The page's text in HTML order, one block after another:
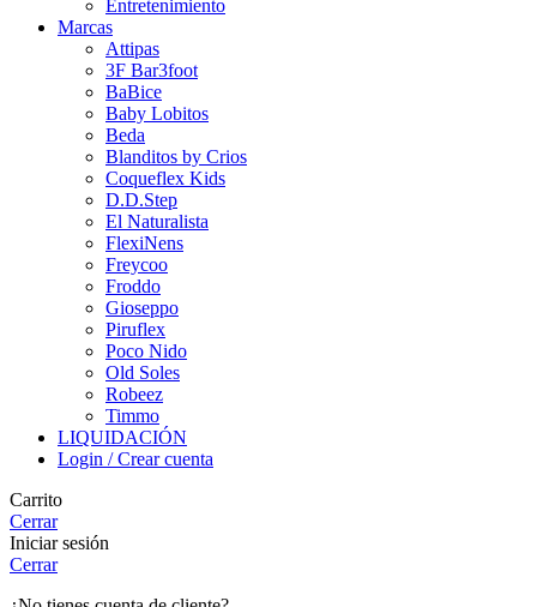
Entretenimiento
Marcas
Attipas
3F Bar3foot
BaBice
Baby Lobitos
Beda
Blanditos by Crios
Coqueflex Kids
D.D.Step
El Naturalista
FlexiNens
Freycoo
Froddo
Gioseppo
Piruflex
Poco Nido
Old Soles
Robeez
Timmo
LIQUIDACIÓN
Login / Crear cuenta
Carrito
Cerrar
Iniciar sesión
Cerrar